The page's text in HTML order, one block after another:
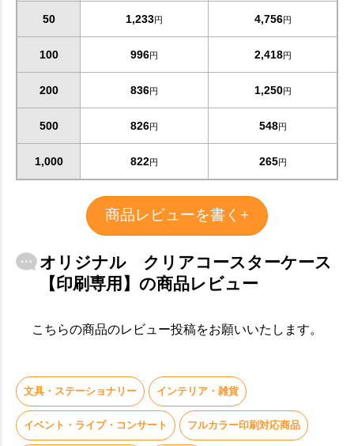
お買い物を続ける カートへ進む
50 1,233円 4,756円
100 996円 2,418円
200 836円 1,250円
500 826円 548円
1,000 822円 265円
商品レビューを書く+
オリジナル クリアコースターケース
【印刷専用】の商品レビュー
こちらの商品のレビュー投稿をお願いいたします。
文具・ステーショナリー インテリア・雑貨
イベント・ライブ・コンサート フルカラー印刷対応商品